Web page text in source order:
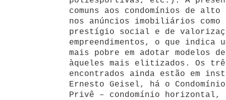
comuns aos condomínios de
nos anúncios imobiliários
prestígio social e de
empreendimentos, o que indica
mais pobre em adotar modelos
àqueles mais elitizados. Os
encontrados ainda estão em
Ernesto Geisel, há o
Privê – condomínio horizontal,